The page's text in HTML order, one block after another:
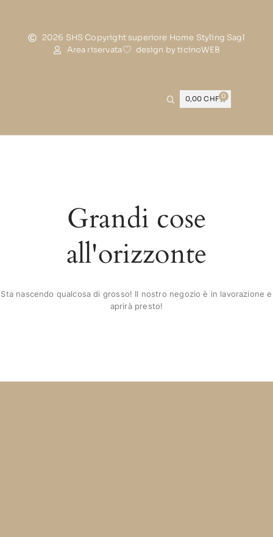
2026 SHS Copyright superiore Home Styling Sagl
Area riservata
design by ticinoWEB
0,00CHF 0
Grandi cose
all'orizzonte
Sta nascendo qualcosa di grosso! Il nostro negozio è in lavorazione e
aprirà presto!